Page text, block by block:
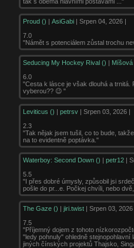
Proud () |AsiGabi | Srpen 04, 2026 |
7.0
"Námět s potenciálem zůstal trochu
Seducing My Hockey Rival () | Míšová
6.0
"Cesta k lásce je však dlouhá a
vyberou?? 😉 "
Leviticus () |petrsv | Srpen 03, 2026 |
2.3
"Tak nějak jsem tušil, co to bude,
na to evidentně poptávka."
Waterboy: Second Down () |petr12 |
5.5
"I přes dobré úmysly, způsobil jsi
pošle do pr...e. Počkej chvíli, nebo
The Gaze () |jiri.twist | Srpen 03, 2026
7.5
"Příjemný dojem z tohoto
"ledy pohnuly" ohledně
jiných čínských projektů Thajsko,